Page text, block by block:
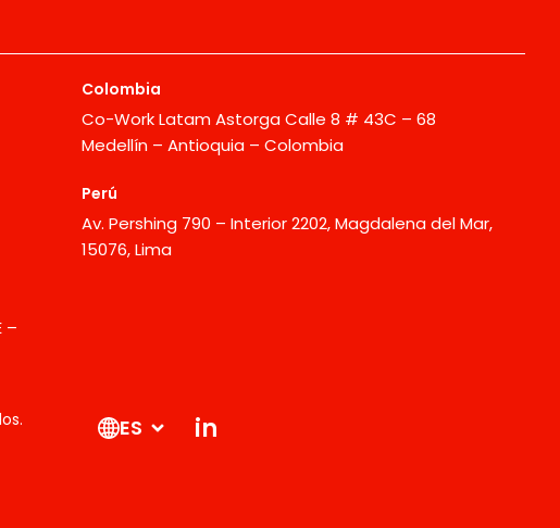
Colombia
Co-Work Latam Astorga Calle 8 # 43C – 68
Medellín – Antioquia – Colombia
Perú
Av. Pershing 790 – Interior 2202, Magdalena del Mar,
15076, Lima
–
ES in